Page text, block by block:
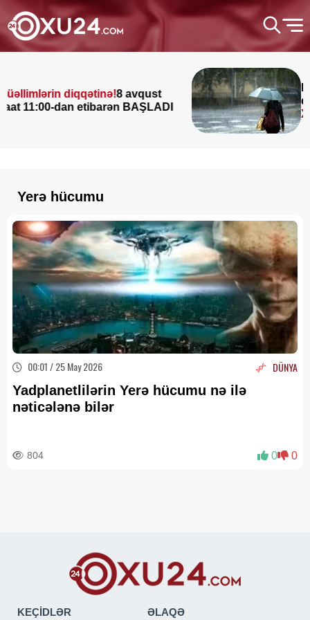
diqqətinə!8 avqust
dan etibarən BAŞLADI
Leysan
dolu
Yerə hücumu
00:01 / 25 May 2026 DÜNYA
Yadplanetlilərin Yerə hücumu nə ilə
nəticələnə bilər
804 0 0
KEÇİDLƏR ƏLAQƏ